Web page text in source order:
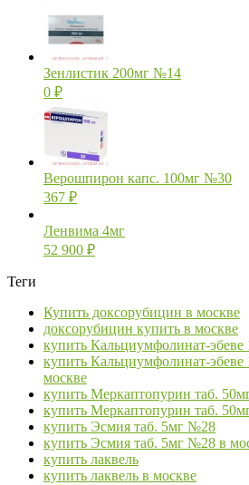
Зенлистик 200мг №14
0 ₽
Верошпирон капс. 100мг №30
367 ₽
Ленвима 4мг
52 900 ₽
Теги
Купить доксорубицин в москве
доксорубицин купить в москве
купить Кальциумфолинат-
купить Кальциумфолинат-
москве
купить Меркаптопурин таб.
купить Меркаптопурин таб.
купить Эсмия таб. 5мг №28
купить Эсмия таб. 5мг №28 в
купить лаквель
купить лаквель в москве